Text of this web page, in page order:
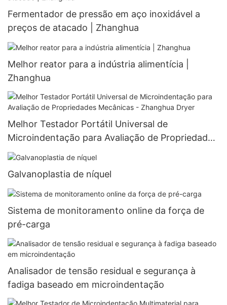
Fermentador de pressão em aço inoxidável a
preços de atacado | Zhanghua
Melhor reator para a indústria alimentícia |
Zhanghua
Melhor Testador Portátil Universal de
Microindentação para Avaliação de Propriedades
Mecânicas - Zhanghua Dryer
Galvanoplastia de níquel
Sistema de monitoramento online da força de
pré-carga
Analisador de tensão residual e segurança à
fadiga baseado em microindentação